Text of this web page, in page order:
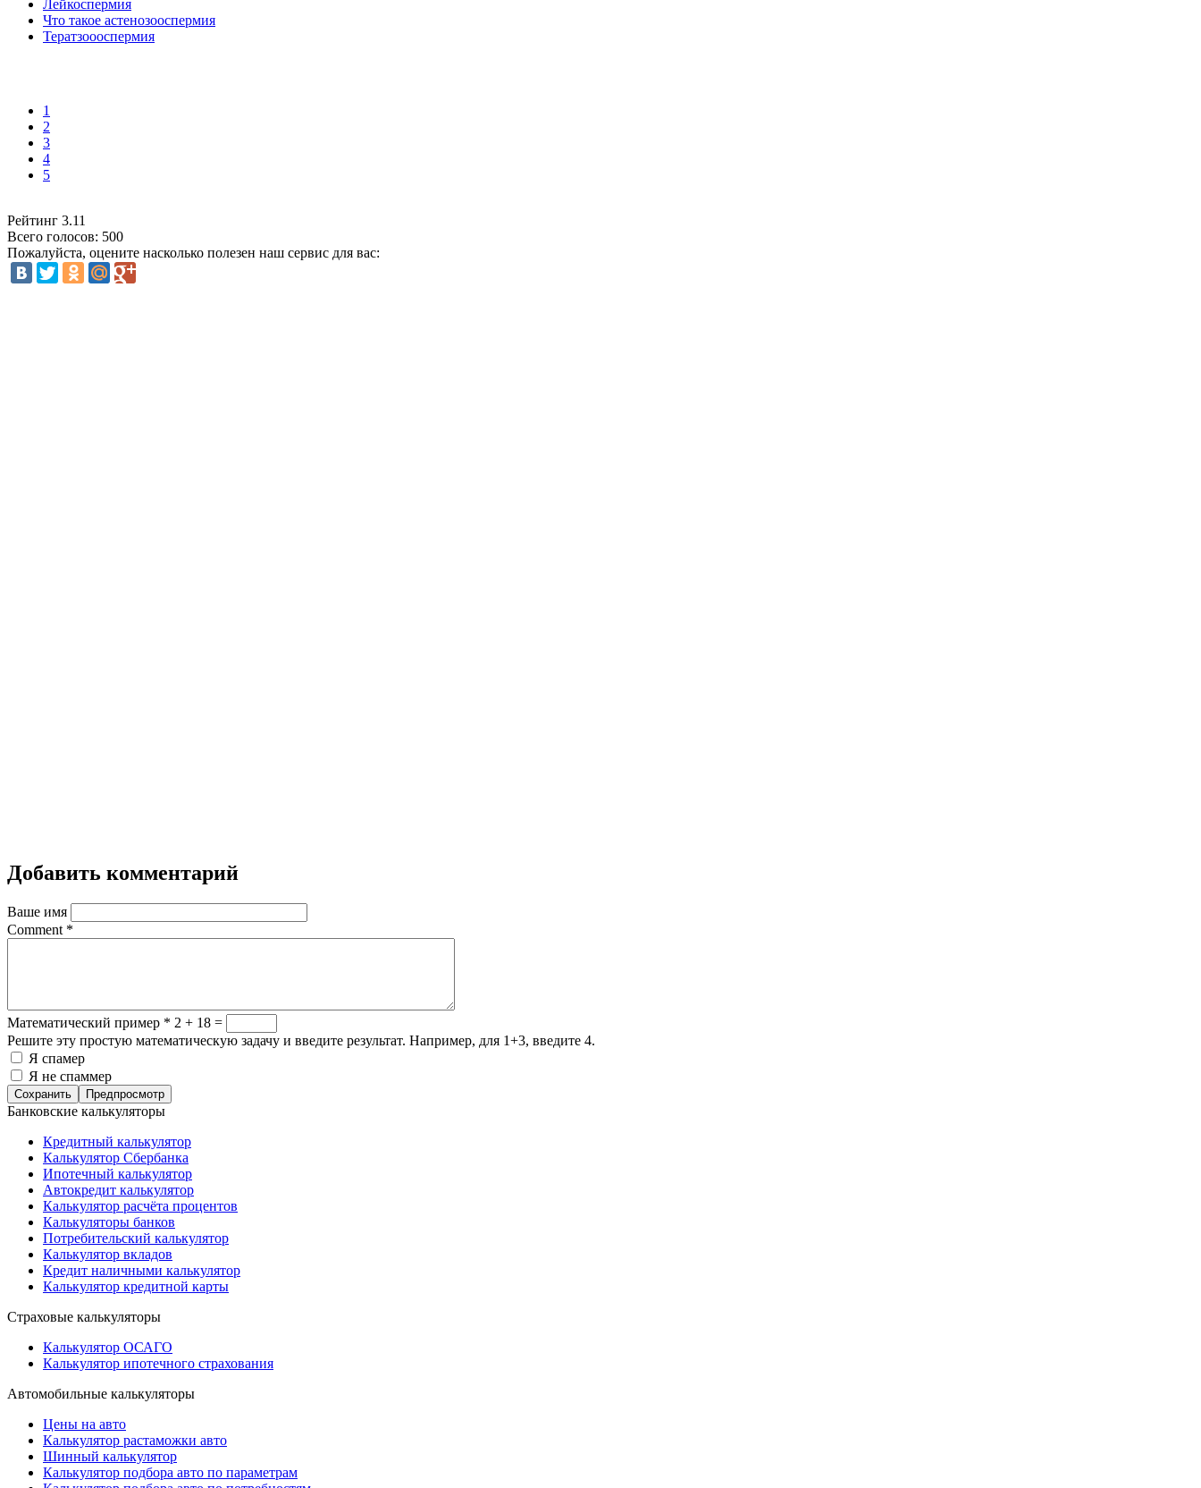
Лейкоспермия
Что такое астенозооспермия
Тератзоооспермия
1
2
3
4
5
Рейтинг 3.11
Всего голосов: 500
Пожалуйста, оцените насколько полезен наш сервис для вас:
Добавить комментарий
Ваше имя
Comment *
Математический пример * 2 + 18 =
Решите эту простую математическую задачу и введите результат. Например, для 1+3, введите 4.
Я спамер
Я не спаммер
Банковские калькуляторы
Кредитный калькулятор
Калькулятор Сбербанка
Ипотечный калькулятор
Автокредит калькулятор
Калькулятор расчёта процентов
Калькуляторы банков
Потребительский калькулятор
Калькулятор вкладов
Кредит наличными калькулятор
Калькулятор кредитной карты
Страховые калькуляторы
Калькулятор ОСАГО
Калькулятор ипотечного страхования
Автомобильные калькуляторы
Цены на авто
Калькулятор растаможки авто
Шинный калькулятор
Калькулятор подбора авто по параметрам